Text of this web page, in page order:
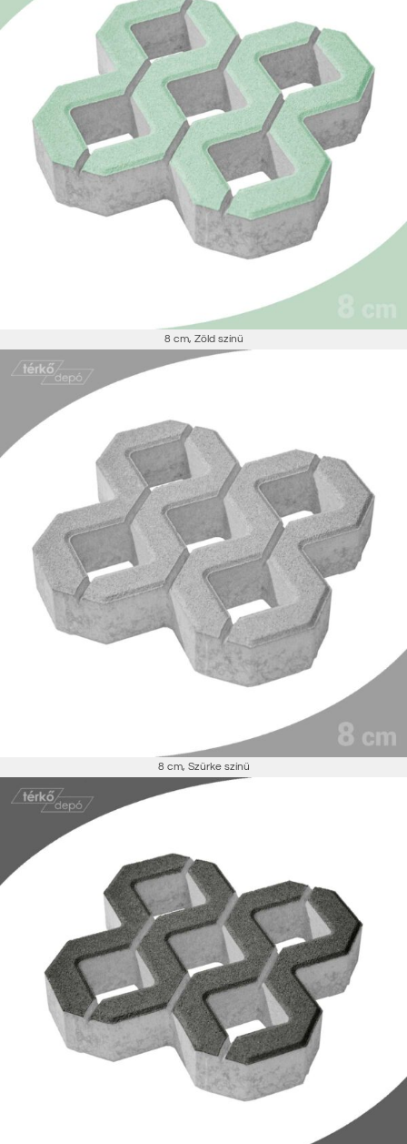
8 cm, Zöld színű
8 cm, Szürke színű